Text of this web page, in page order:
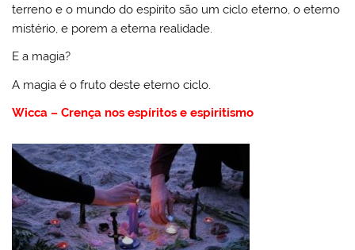
terreno e o mundo do espírito são um ciclo eterno, o eterno
mistério, e porem a eterna realidade.
E a magia?
A magia é o fruto deste eterno ciclo.
Wicca – Crença nos espíritos e espiritismo